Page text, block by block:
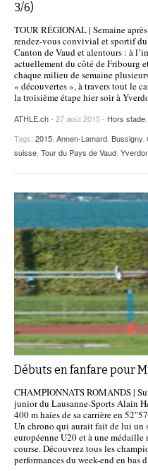
3/6)
TOUR RÉGIONAL | Semaine
rendez-vous convivial et sportif
Canton de Vaud et alentours : à
actuellement du côté de Fribourg
chaque milieu de semaine
« découvertes », à travers tout le
la troisième étape hier soir à
ATHLE.ch- 27 août 2015 - Hors stade,
Tags: 2015, Annen-Lamard, Bussigny,
suisse, Tour du Pays de Vaud,
Débuts en fanfare pour
CHAMPIONNATS ROMANDS |
junior du Lausanne-Sports Alain
400 m haies de sa carrière en
Un chrono qui aurait fait de lui un
européenne U20 et à une
course. Découvrez tous les
performances du week-end en bas